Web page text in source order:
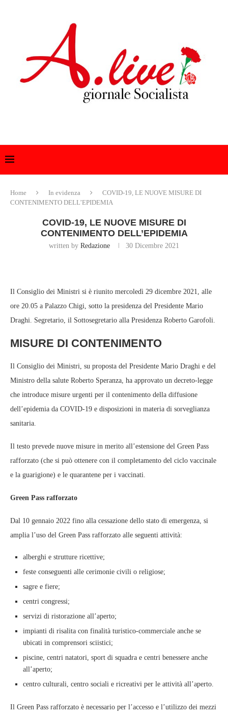
Home In evidenza
COVID-19, LE NUOVE MISURE DI
CONTENIMENTO DELL’EPIDEMIA
COVID-19, LE NUOVE MISURE DI
CONTENIMENTO DELL’EPIDEMIA
written by Redazione 30 Dicembre 2021
Il Consiglio dei Ministri si è riunito mercoledì 29 dicembre 2021, alle
ore 20.05 a Palazzo Chigi, sotto la presidenza del Presidente Mario
Draghi. Segretario, il Sottosegretario alla Presidenza Roberto Garofoli.
MISURE DI CONTENIMENTO
Il Consiglio dei Ministri, su proposta del Presidente Mario Draghi e del
Ministro della salute Roberto Speranza, ha approvato un decreto-legge
che introduce misure urgenti per il contenimento della diffusione
dell’epidemia da COVID-19 e disposizioni in materia di sorveglianza
sanitaria.
Il testo prevede nuove misure in merito all’estensione del Green Pass
rafforzato (che si può ottenere con il completamento del ciclo vaccinale
e la guarigione) e le quarantene per i vaccinati.
Green Pass rafforzato
Dal 10 gennaio 2022 fino alla cessazione dello stato di emergenza, si
amplia l’uso del Green Pass rafforzato alle seguenti attività:
alberghi e strutture ricettive;
feste conseguenti alle cerimonie civili o religiose;
sagre e fiere;
centri congressi;
servizi di ristorazione all’aperto;
impianti di risalita con finalità turistico-commerciale anche se
ubicati in comprensori sciistici;
piscine, centri natatori, sport di squadra e centri benessere anche
all’aperto;
centro culturali, centro sociali e ricreativi per le attività all’aperto.
Il Green Pass rafforzato è necessario per l’accesso e l’utilizzo dei mezzi